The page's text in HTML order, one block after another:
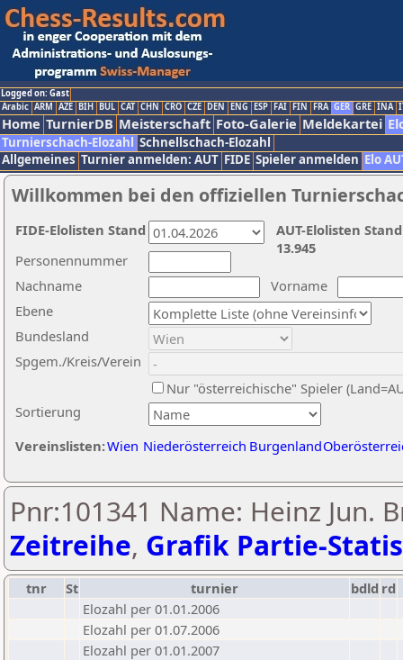
Logged on: Gast
Arabic ARM AZE BIH BUL CAT CHN CRO CZE DEN ENG ESP FAI FIN FRA GER GRE INA
Home TurnierDB Meisterschaft Foto-Galerie Meldekartei
Turnierschach-Elozahl Schnellschach-Elozahl
Allgemeines Turnier anmelden: AUT FIDE Spieler anmelden Elo
Willkommen bei den offiziellen
Nachname
Vorname
Ebene
Sortierung
Personennummer
Bundesland
Spgem./Kreis/Verein
Nur "österreichische" Spieler
Vereinslisten:Wien Niederösterreich Burgenland
AUT-Elolisten
13.945
FIDE-Elolisten Stand
Pnr:101341 Name: Heinz Jun.
Zeitreihe, Grafik Partie-
tnr St turnier bdld rd
Elozahl per 01.01.2006
Elozahl per 01.07.2006
Elozahl per 01.01.2007